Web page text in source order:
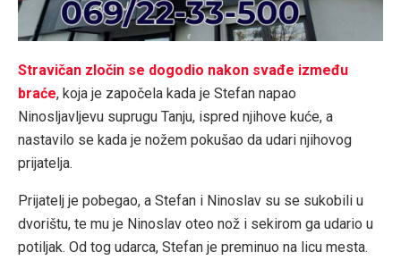
Stravičan zločin se dogodio nakon svađe između
braće, koja je započela kada je Stefan napao
Ninosljavljevu suprugu Tanju, ispred njihove kuće, a
nastavilo se kada je nožem pokušao da udari njihovog
prijatelja.
Prijatelj je pobegao, a Stefan i Ninoslav su se sukobili u
dvorištu, te mu je Ninoslav oteo nož i sekirom ga udario u
potiljak. Od tog udarca, Stefan je preminuo na licu mesta.